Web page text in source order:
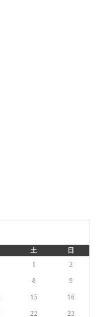
土
日
1
2
8 9
15 16
22 23